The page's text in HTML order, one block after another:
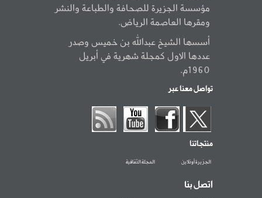
مؤسسة الجزيرة للصحافة والطباعة والنشر
ومقرها العاصمة الرياض.
أسسها الشيخ عبدالله بن خميس وصدر
عددها الاول كمجلة شهرية في أبريل
1960م.
تواصل معنا عبر
منتجاتنا
الجزيرة أونلاين المجلة الثقافية
اتصل بنا